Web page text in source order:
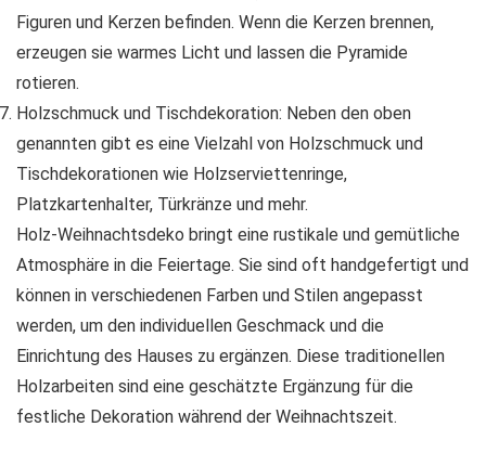
Figuren und Kerzen befinden. Wenn die Kerzen brennen,
erzeugen sie warmes Licht und lassen die Pyramide
rotieren.
Holzschmuck und Tischdekoration: Neben den oben
genannten gibt es eine Vielzahl von Holzschmuck und
Tischdekorationen wie Holzserviettenringe,
Platzkartenhalter, Türkränze und mehr.
Holz-Weihnachtsdeko bringt eine rustikale und gemütliche
Atmosphäre in die Feiertage. Sie sind oft handgefertigt und
können in verschiedenen Farben und Stilen angepasst
werden, um den individuellen Geschmack und die
Einrichtung des Hauses zu ergänzen. Diese traditionellen
Holzarbeiten sind eine geschätzte Ergänzung für die
festliche Dekoration während der Weihnachtszeit.